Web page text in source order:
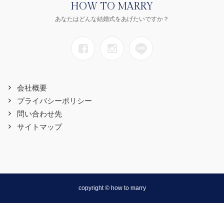
HOW TO MARRY
あなたはどんな結婚式をあげたいですか？
会社概要
プライバシーポリシー
問い合わせ先
サイトマップ
copyright © how to marry